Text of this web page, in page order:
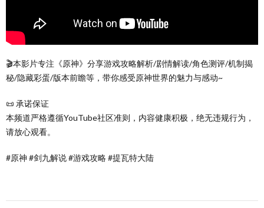
🎬本影片专注《原神》分享游戏攻略解析/剧情解读/角色测评/机制揭
秘/隐藏彩蛋/版本前瞻等，带你感受原神世界的魅力与感动~
📜 承诺保证
本频道严格遵循YouTube社区准则，内容健康积极，绝无违规行为，
请放心观看。
#原神 #剑九解说 #游戏攻略 #提瓦特大陆